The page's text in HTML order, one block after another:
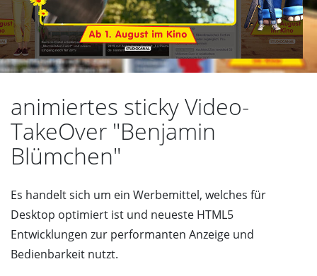
animiertes sticky Video-
TakeOver "Benjamin
Blümchen"
Es handelt sich um ein Werbemittel, welches für
Desktop optimiert ist und neueste HTML5
Entwicklungen zur performanten Anzeige und
Bedienbarkeit nutzt.